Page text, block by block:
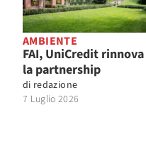
AMBIENTE
FAI, UniCredit rinnova
la partnership
di redazione
7 Luglio 2026